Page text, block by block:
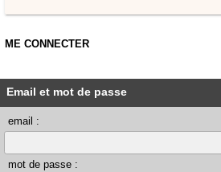
ME CONNECTER
Email et mot de passe
email :
mot de passe :